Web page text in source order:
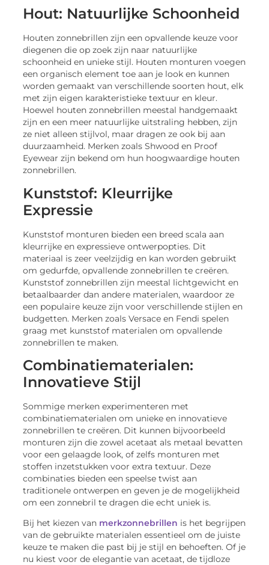
Hout: Natuurlijke Schoonheid
Houten zonnebrillen zijn een opvallende keuze voor
diegenen die op zoek zijn naar natuurlijke
schoonheid en unieke stijl. Houten monturen voegen
een organisch element toe aan je look en kunnen
worden gemaakt van verschillende soorten hout, elk
met zijn eigen karakteristieke textuur en kleur.
Hoewel houten zonnebrillen meestal handgemaakt
zijn en een meer natuurlijke uitstraling hebben, zijn
ze niet alleen stijlvol, maar dragen ze ook bij aan
duurzaamheid. Merken zoals Shwood en Proof
Eyewear zijn bekend om hun hoogwaardige houten
zonnebrillen.
Kunststof: Kleurrijke
Expressie
Kunststof monturen bieden een breed scala aan
kleurrijke en expressieve ontwerpopties. Dit
materiaal is zeer veelzijdig en kan worden gebruikt
om gedurfde, opvallende zonnebrillen te creëren.
Kunststof zonnebrillen zijn meestal lichtgewicht en
betaalbaarder dan andere materialen, waardoor ze
een populaire keuze zijn voor verschillende stijlen en
budgetten. Merken zoals Versace en Fendi spelen
graag met kunststof materialen om opvallende
zonnebrillen te maken.
Combinatiematerialen:
Innovatieve Stijl
Sommige merken experimenteren met
combinatiematerialen om unieke en innovatieve
zonnebrillen te creëren. Dit kunnen bijvoorbeeld
monturen zijn die zowel acetaat als metaal bevatten
voor een gelaagde look, of zelfs monturen met
stoffen inzetstukken voor extra textuur. Deze
combinaties bieden een speelse twist aan
traditionele ontwerpen en geven je de mogelijkheid
om een zonnebril te dragen die echt uniek is.
Bij het kiezen van merkzonnebrillen is het begrijpen
van de gebruikte materialen essentieel om de juiste
keuze te maken die past bij je stijl en behoeften. Of je
nu kiest voor de elegantie van acetaat, de tijdloze